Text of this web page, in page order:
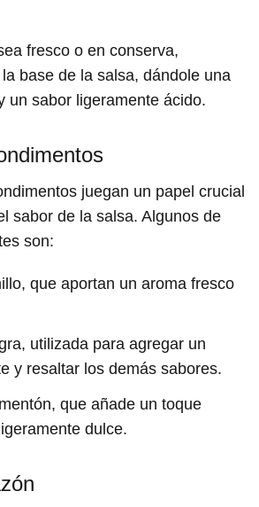
fresco o en conserva,
base de la salsa, dándole una
un sabor ligeramente ácido.
juegan un papel crucial
sabor de la salsa. Algunos de
son:
que aportan un aroma fresco
utilizada para agregar un
y resaltar los demás sabores.
que añade un toque
dulce.